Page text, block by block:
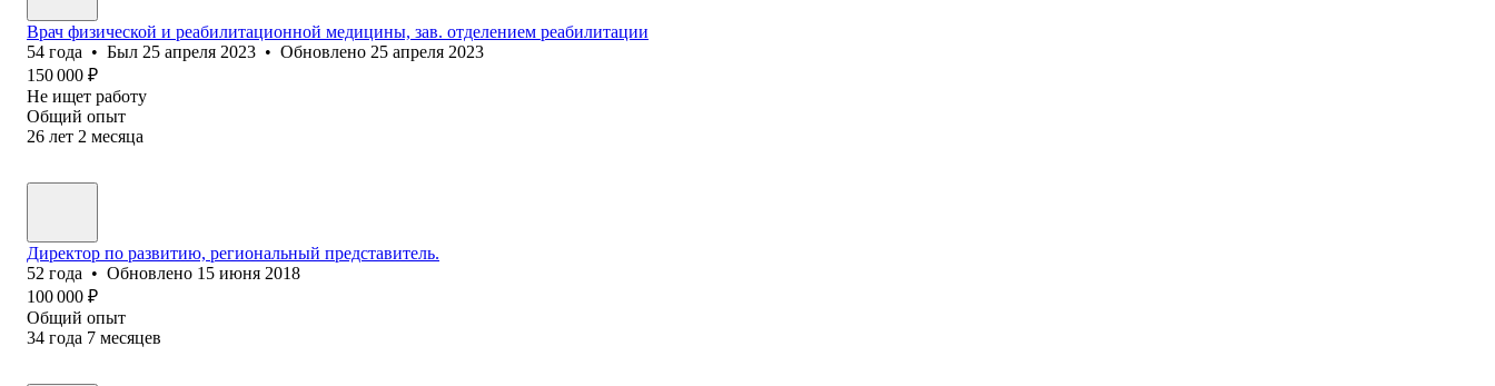
Врач физической и реабилитационной медицины, зав. отделением реабилитации
54 года • Был 25 апреля 2023 • Обновлено 25 апреля 2023
150 000 ₽
Не ищет работу
Общий опыт
26 лет 2 месяца
Директор по развитию, региональный представитель.
52 года • Обновлено 15 июня 2018
100 000 ₽
Общий опыт
34 года 7 месяцев